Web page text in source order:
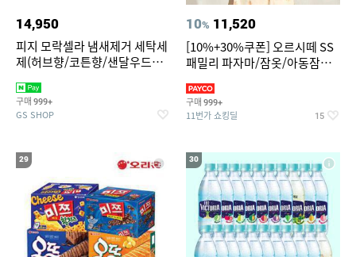
14,950
피지 모락셀라 냄새제거 세탁세
제(허브향/코튼향/샌달우드향/
택1
구매 999+
GS SHOP
10% 11,520
[10%+30%쿠폰] 오르시떼 SS
패밀리 파자마/잠옷/아동잠옷/
구매 999+
11번가 쇼킹딜 15
29 30